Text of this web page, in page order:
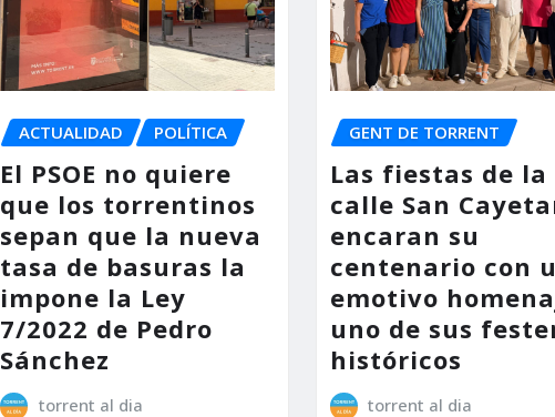
ACTUALIDAD POLÍTICA
El PSOE no quiere
que los torrentinos
sepan que la nueva
tasa de basuras la
impone la Ley
7/2022 de Pedro
Sánchez
torrent al dia
GENT DE TORRENT
Las fiestas de la
calle San
encaran su
centenario con
emotivo
uno de sus
históricos
torrent al dia